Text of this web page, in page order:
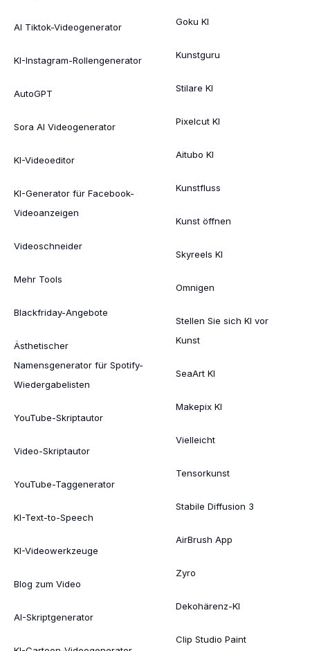
AI Tiktok-Videogenerator
KI-Instagram-Rollengenerator
AutoGPT
Sora AI Videogenerator
KI-Videoeditor
KI-Generator für Facebook-
Videoanzeigen
Videoschneider
Mehr Tools
Blackfriday-Angebote
Ästhetischer
Namensgenerator für Spotify-
Wiedergabelisten
YouTube-Skriptautor
Video-Skriptautor
YouTube-Taggenerator
KI-Text-to-Speech
KI-Videowerkzeuge
Blog zum Video
AI-Skriptgenerator
Goku KI
Kunstguru
Stilare KI
Pixelcut KI
Aitubo KI
Kunstfluss
Kunst öffnen
Skyreels KI
Omnigen
Stellen Sie sich KI vor
Kunst
SeaArt KI
Makepix KI
Vielleicht
Tensorkunst
Stabile Diffusion 3
AirBrush App
Zyro
Dekohärenz-KI
Clip Studio Paint